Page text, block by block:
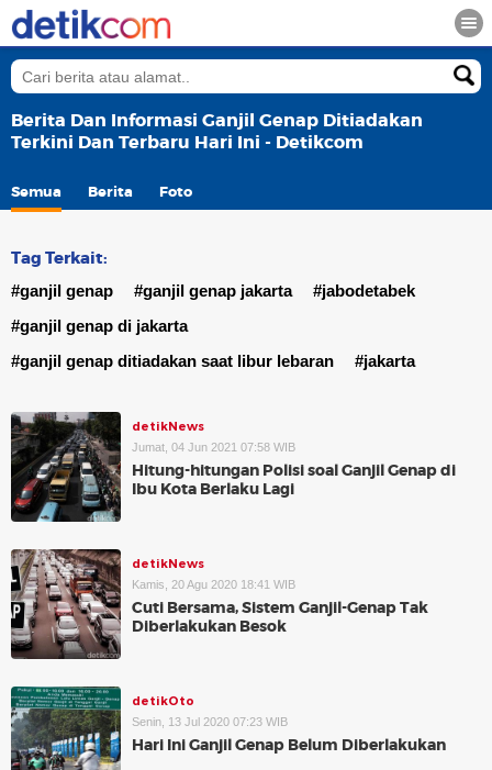
Berita Dan Informasi Ganjil Genap Ditiadakan
Terkini Dan Terbaru Hari Ini - Detikcom
Semua Berita Foto
Tag Terkait:
#ganjil genap #ganjil genap jakarta
#jabodetabek
#ganjil genap di jakarta
#ganjil genap ditiadakan saat libur lebaran
#jakarta
detikNews
Jumat, 04 Jun 2021 07:58 WIB
Hitung-hitungan Polisi soal Ganjil Genap di
Ibu Kota Berlaku Lagi
detikNews
Kamis, 20 Agu 2020 18:41 WIB
Cuti Bersama, Sistem Ganjil-Genap Tak
Diberlakukan Besok
detikOto
Senin, 13 Jul 2020 07:23 WIB
Hari Ini Ganjil Genap Belum Diberlakukan